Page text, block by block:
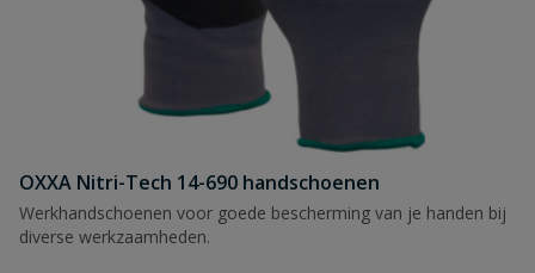
OXXA Nitri-Tech 14-690 handschoenen
Werkhandschoenen voor goede bescherming van je handen bij
diverse werkzaamheden.